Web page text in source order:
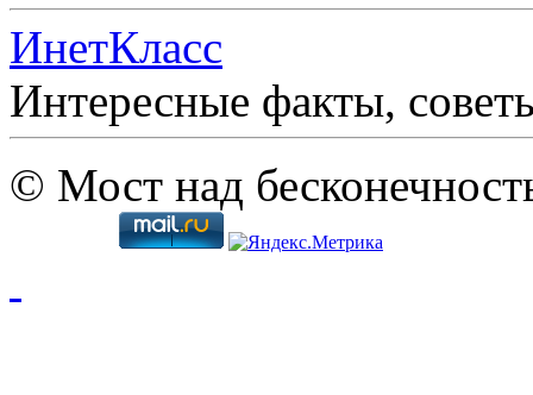
ИнетКласс
Интересные факты,
© Мост над